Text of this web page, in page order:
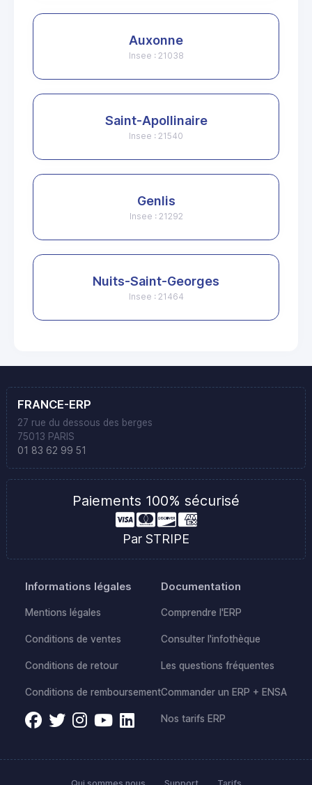
Auxonne
Insee : 21038
Saint-Apollinaire
Insee : 21540
Genlis
Insee : 21292
Nuits-Saint-Georges
Insee : 21464
FRANCE-ERP
27 rue du dessous des berges
75013 PARIS
01 83 62 99 51
Paiements 100% sécurisé
Par STRIPE
Informations légales
Mentions légales
Conditions de ventes
Conditions de retour
Conditions de remboursement
Documentation
Comprendre l'ERP
Consulter l'infothèque
Les questions fréquentes
Commander un ERP + ENSA
Nos tarifs ERP